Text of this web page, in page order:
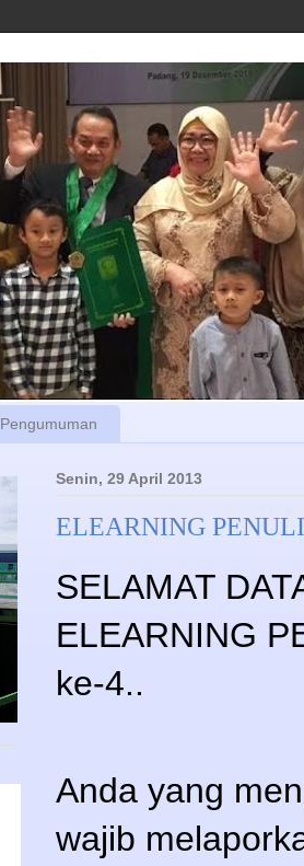
Pengumuman
Senin, 29 April 2013
ELEARNING
SELAMAT
ELEARNING
ke-4..
Anda yang
wajib